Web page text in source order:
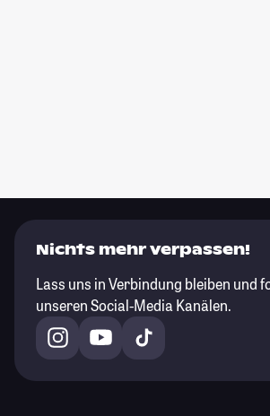
Nichts mehr verpassen!
Lass uns in Verbindung bleiben und
unseren Social-Media Kanälen.